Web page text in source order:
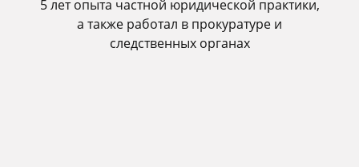
5 лет опыта частной юридической практики,
а также работал в прокуратуре и
следственных органах